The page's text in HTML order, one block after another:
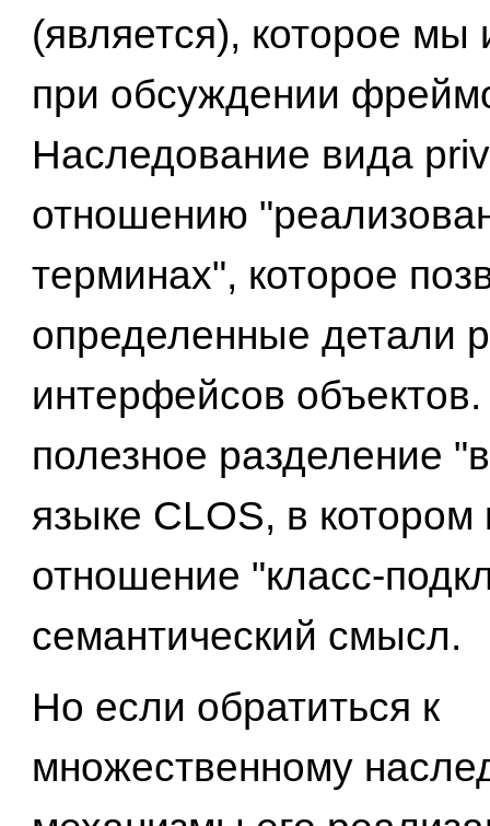
(является), которое мы
при обсуждении
Наследование вида
отношению
терминах", которое
определенные детали
интерфейсов объектов.
полезное разделение
языке CLOS, в котором
отношение "класс-
семантический смысл.
Но если обратиться к
множественному